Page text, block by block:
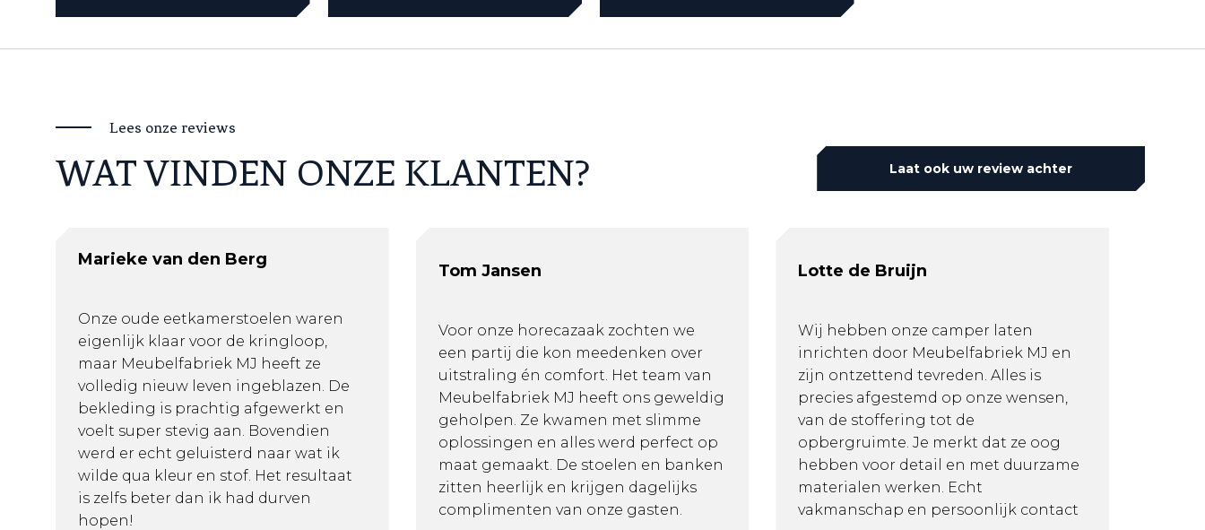
Lees onze reviews
WAT VINDEN ONZE KLANTEN? Laat ook uw review achter
Marieke van den Berg
Onze oude eetkamerstoelen waren
eigenlijk klaar voor de kringloop,
maar Meubelfabriek MJ heeft ze
volledig nieuw leven ingeblazen. De
bekleding is prachtig afgewerkt en
voelt super stevig aan. Bovendien
werd er echt geluisterd naar wat ik
wilde qua kleur en stof. Het resultaat
is zelfs beter dan ik had durven
hopen!
Tom Jansen
Voor onze horecazaak zochten we
een partij die kon meedenken over
uitstraling én comfort. Het team van
Meubelfabriek MJ heeft ons geweldig
geholpen. Ze kwamen met slimme
oplossingen en alles werd perfect op
maat gemaakt. De stoelen en banken
zitten heerlijk en krijgen dagelijks
complimenten van onze gasten.
Lotte de Bruijn
Wij hebben onze camper laten
inrichten door Meubelfabriek MJ en
zijn ontzettend tevreden. Alles is
precies afgestemd op onze wensen,
van de stoffering tot de
opbergruimte. Je merkt dat ze oog
hebben voor detail en met duurzame
materialen werken. Echt
vakmanschap en persoonlijk contact